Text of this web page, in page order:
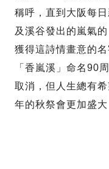
稱呼，直到大阪每
及溪谷發出的嵐氣
獲得這詩情畫意的
「香嵐溪」命名90
取消，但人生總有
年的秋祭會更加盛大